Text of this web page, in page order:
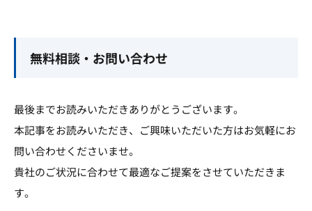
無料相談・お問い合わせ
最後までお読みいただきありがとうございます。
本記事をお読みいただき、ご興味いただいた方はお気軽にお
問い合わせくださいませ。
貴社のご状況に合わせて最適なご提案をさせていただきま
す。